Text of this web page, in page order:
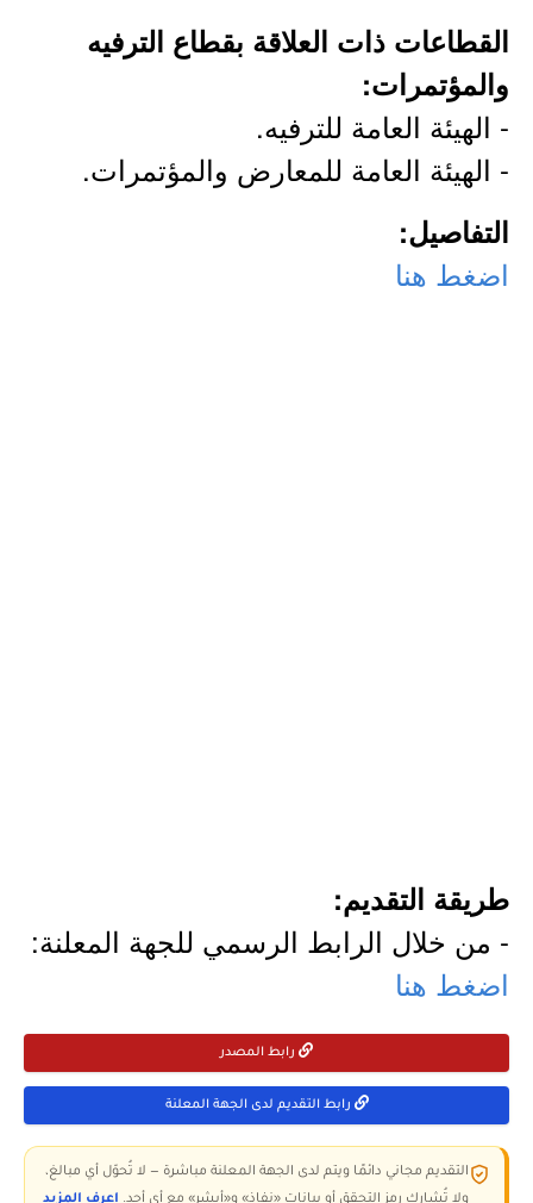
القطاعات ذات العلاقة بقطاع الترفيه
والمؤتمرات:
- الهيئة العامة للترفيه.
- الهيئة العامة للمعارض والمؤتمرات.
التفاصيل:
اضغط هنا
طريقة التقديم:
- من خلال الرابط الرسمي للجهة المعلنة:
اضغط هنا
رابط المصدر
رابط التقديم لدى الجهة المعلنة
التقديم مجاني دائمًا ويتم لدى الجهة المعلنة مباشرة — لا تُحوّل أي مبالغ،
ولا تُشارك رمز التحقق أو بيانات «نفاذ» و«أبشر» مع أي أحد. اعرف المزيد